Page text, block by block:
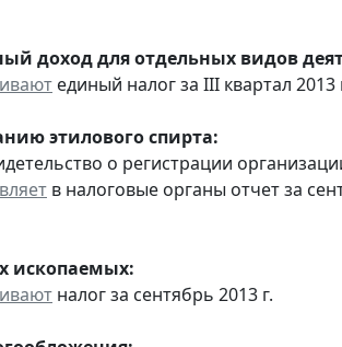
доход для отдельных видов
единый налог за III квартал 2013
этилового спирта:
о регистрации
в налоговые органы отчет за
ископаемых:
налог за сентябрь 2013 г.